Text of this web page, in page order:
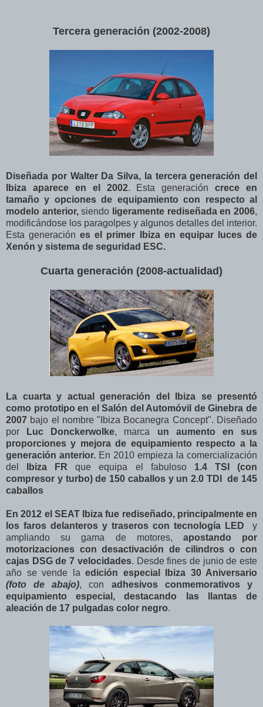
Tercera generación (2002-2008)
Diseñada por Walter Da Silva, la tercera generación del
Ibiza aparece en el 2002. Esta generacióncrece en
tamaño y opciones de equipamiento con respecto al
modelo anterior,siendo ligeramente rediseñada en 2006,
modificándose los paragolpes y algunos detalles del interior.
Esta generaciónes el primer Ibiza en equipar luces de
Xenón y sistema de seguridad ESC.
Cuarta generación (2008-actualidad)
La cuarta y actual generación del Ibiza se presentó
como prototipo en el Salón del Automóvil de Ginebra de
2007 bajo el nombre "Ibiza Bocanegra Concept". Diseñado
por Luc Donckerwolke, marca un aumento en sus
proporciones y mejora de equipamiento respecto a la
generación anterior. En 2010 empieza la comercialización
del
Ibiza FR que equipa el fabuloso 1.4 TSI (con
compresor y turbo) de 150 caballos y un 2.0 TDI de 145
caballos
En 2012 el SEAT Ibiza fue rediseñado, principalmente en
los faros delanteros y traseros con tecnología LED y
ampliando su gama de motores, apostando por
motorizaciones con desactivación de cilindros o con
cajas DSG de 7 velocidades. Desde fines de junio de este
año se vende la edición especial Ibiza 30 Aniversario
(foto de abajo), con adhesivos conmemorativos y
equipamiento especial, destacando las llantas de
aleación de 17 pulgadas color negro.